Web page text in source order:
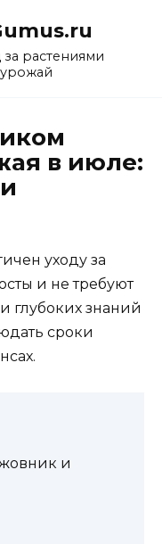
растениями
в июле:
уходу за
и не требуют
глубоких знаний
сроки
и